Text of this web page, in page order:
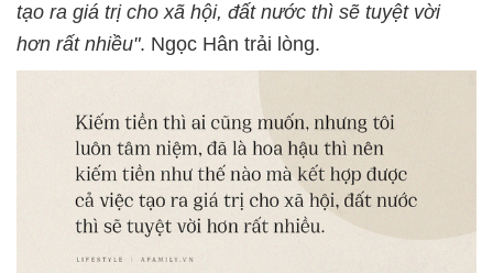
tạo ra giá trị cho xã hội, đất nước thì sẽ tuyệt vời
hơn rất nhiều". Ngọc Hân trải lòng.